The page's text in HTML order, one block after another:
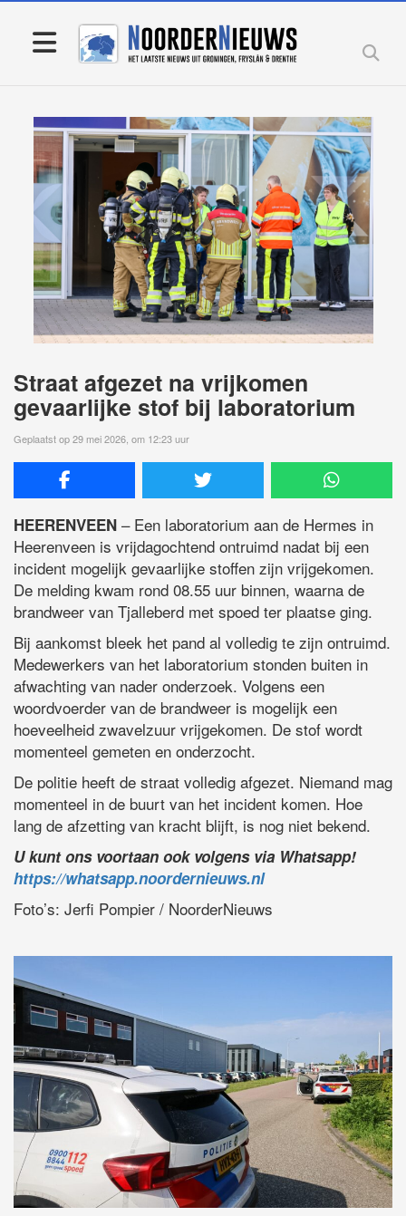
Straat afgezet na vrijkomen
gevaarlijke stof bij laboratorium
Geplaatst op 29 mei 2026, om 12:23 uur
HEERENVEEN – Een laboratorium aan de Hermes in
Heerenveen is vrijdagochtend ontruimd nadat bij een
incident mogelijk gevaarlijke stoffen zijn vrijgekomen.
De melding kwam rond 08.55 uur binnen, waarna de
brandweer van Tjalleberd met spoed ter plaatse ging.
Bij aankomst bleek het pand al volledig te zijn ontruimd.
Medewerkers van het laboratorium stonden buiten in
afwachting van nader onderzoek. Volgens een
woordvoerder van de brandweer is mogelijk een
hoeveelheid zwavelzuur vrijgekomen. De stof wordt
momenteel gemeten en onderzocht.
De politie heeft de straat volledig afgezet. Niemand mag
momenteel in de buurt van het incident komen. Hoe
lang de afzetting van kracht blijft, is nog niet bekend.
U kunt ons voortaan ook volgens via Whatsapp!
https://whatsapp.noordernieuws.nl
Foto’s: Jerfi Pompier / NoorderNieuws